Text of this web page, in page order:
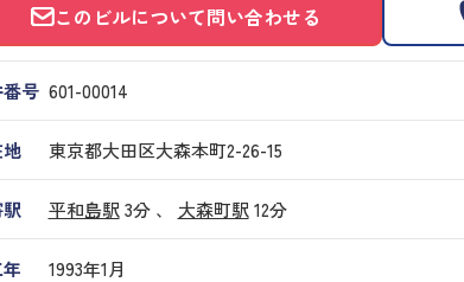
このビルについて問い合わせる
号 601​-​00014
東京都大田区大森本町2-26-15
平和島駅 3分 、 大森町駅 12分
1993年1月